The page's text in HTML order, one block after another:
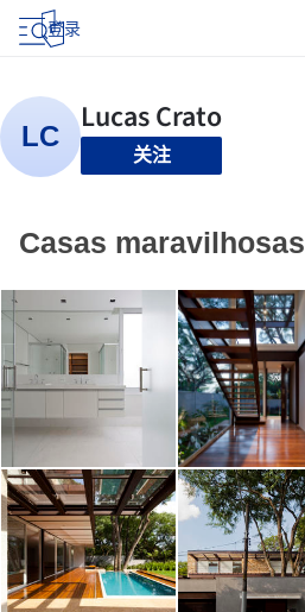
登录
关注
Casas maravilhosas